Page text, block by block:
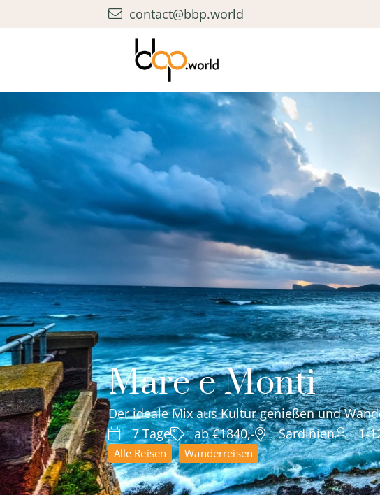
contact@bbp.world
Mare e Monti
Der ideale Mix aus Kultur genießen und
7 Tage
ab €1840,- Sardinien 1-
Alle Reisen Wanderreisen